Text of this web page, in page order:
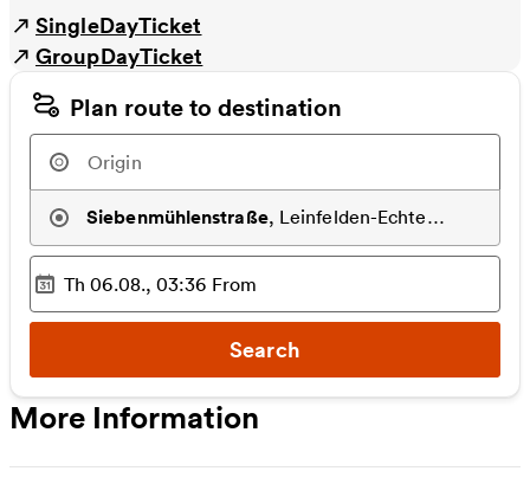
SingleDayTicket
GroupDayTicket
Plan route to destination
Siebenmühlenstraße, Leinfelden-Echterdingen
Selected time
Th 06.08., 03:36 From
Search
More Information